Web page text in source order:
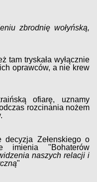
zbrodnię wołyńską,
tam tryskała wyłącznie
oprawców, a nie krew
ofiarę, uznamy
rozcinania nożem
decyzja Zełenskiego o
imienia "Bohaterów
naszych relacji i
"